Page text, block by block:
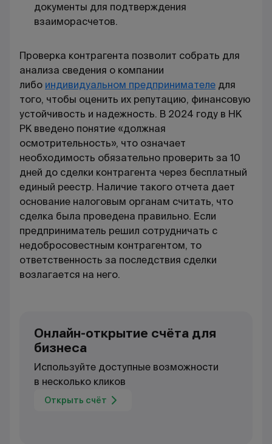
документы для подтверждения
взаиморасчетов.
Проверка контрагента позволит собрать для
анализа сведения о компании
либо индивидуальном предпринимателе для
того, чтобы оценить их репутацию, финансовую
устойчивость и надежность. В 2024 году в НК
РК введено понятие «должная
осмотрительность», что означает
необходимость обязательно проверить за 10
дней до сделки контрагента через бесплатный
единый реестр. Наличие такого отчета дает
основание налоговым органам считать, что
сделка была проведена правильно. Если
предприниматель решил сотрудничать с
недобросовестным контрагентом, то
ответственность за последствия сделки
возлагается на него.
Онлайн-открытие счёта для
бизнеса
Используйте доступные возможности
в несколько кликов
Открыть счёт